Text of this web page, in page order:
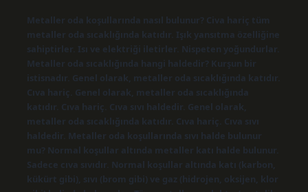
Metaller oda koşullarında nasıl bulunur? Civa hariç tüm
metaller oda sıcaklığında katıdır. Işık yansıtma özelliğine
sahiptirler. Isı ve elektriği iletirler. Nispeten yoğundurlar.
Metaller oda sıcaklığında hangi haldedir? Kurşun bir
istisnadır. Genel olarak, metaller oda sıcaklığında katıdır.
Cıva hariç. Genel olarak, metaller oda sıcaklığında
katıdır. Cıva hariç. Cıva sıvı haldedir. Genel olarak,
metaller oda sıcaklığında katıdır. Cıva hariç. Cıva sıvı
haldedir. Metaller oda koşullarında sıvı halde bulunur
mu? Normal koşullar altında metaller katı halde bulunur.
Sadece cıva sıvıdır. Normal koşullar altında katı (karbon,
kükürt gibi), sıvı (brom gibi) ve gaz (hidrojen, oksijen, klor